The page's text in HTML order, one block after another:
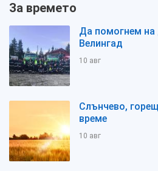
За времето
Да помогнем на
Велингад
10 авг
Слънчево,
време
10 авг